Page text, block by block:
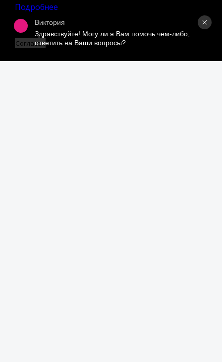
Подробнее
Согласен
Виктория
Здравствуйте! Могу ли я Вам помочь чем-либо,
ответить на Ваши вопросы?